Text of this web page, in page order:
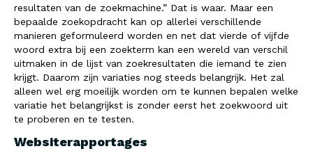
resultaten van de zoekmachine.” Dat is waar. Maar een
bepaalde zoekopdracht kan op allerlei verschillende
manieren geformuleerd worden en net dat vierde of vijfde
woord extra bij een zoekterm kan een wereld van verschil
uitmaken in de lijst van zoekresultaten die iemand te zien
krijgt. Daarom zijn variaties nog steeds belangrijk. Het zal
alleen wel erg moeilijk worden om te kunnen bepalen welke
variatie het belangrijkst is zonder eerst het zoekwoord uit
te proberen en te testen.
Websiterapportages